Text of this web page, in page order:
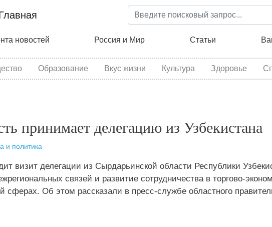
Перейти
к
содержанию
навигация
новостей Россия и Мир Статьи
Образование Вкус жизни Культура Здоровье
принимает делегацию из Узбекистана
и политика
визит делегации из Сырдарьинской области Республики
связей и развитие сотрудничества в торгово-
сферах. Об этом рассказали в пресс-службе областного